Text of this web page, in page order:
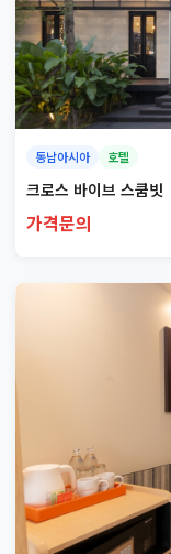
동남아시아 호텔
크로스 바이브 스쿰빗
가격문의